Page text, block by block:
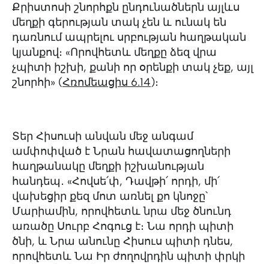
Քրիստոսի շնորհքն ընդունածներն այլևս
մեղքի գերության տակ չեն և ունակ են
դառնում ապրելու սրբության հաղթական
կյանքով։ «Որովհետև մեղքը ձեզ վրա
չպիտի իշխի, քանի որ օրենքի տակ չեք, այլ
շնորհի» (Հռոմեացիս 6.14)։
Տեր Հիսուսի անվան մեջ անգամ
ամփոփված է Նրան հավատացողների
հաղթանակը մեղքի իշխանության
հանդեպ․ «Հովսե՛փ, Դավթի՛ որդի, մի՛
վախեցիր քեզ մոտ առնել քո կնոջը՝
Մարիամին, որովհետև նրա մեջ ծնունդ
առածը Սուրբ Հոգուց է։ Նա որդի պիտի
ծնի, և Նրա անունը Հիսուս պիտի դնես,
որովհետև Նա Իր ժողովրդին պիտի փրկի